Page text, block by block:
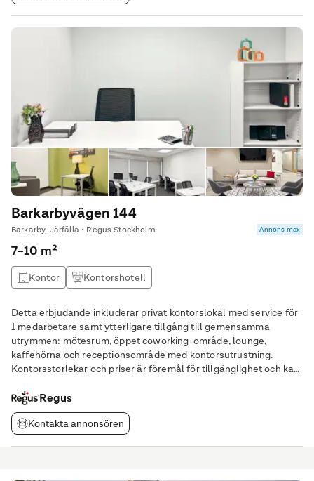
Barkarbyvägen 144
Barkarby, Järfälla • Regus Stockholm Annons max
7–10 m²
Kontor Kontorshotell
Detta erbjudande inkluderar privat kontorslokal med service för
1 medarbetare samt ytterligare tillgång till gemensamma
utrymmen: mötesrum, öppet coworking-område, lounge,
kaffehörna och receptionsområde med kontorsutrustning.
Kontorsstorlekar och priser är föremål för tillgänglighet och kan
professionellt kontor bara för dig.
Regus
Kontakta annonsören